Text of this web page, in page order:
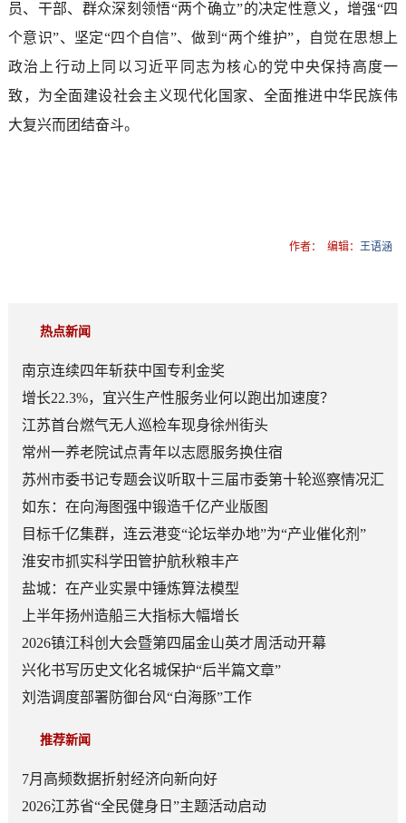
员、干部、群众深刻领悟“两个确立”的决定性意义，增强“四
个意识”、坚定“四个自信”、做到“两个维护”，自觉在思想上
政治上行动上同以习近平同志为核心的党中央保持高度一
致，为全面建设社会主义现代化国家、全面推进中华民族伟
大复兴而团结奋斗。
作者： 编辑： 王语涵
热点新闻
南京连续四年斩获中国专利金奖
增长22.3%，宜兴生产性服务业何以跑出加速度？
江苏首台燃气无人巡检车现身徐州街头
常州一养老院试点青年以志愿服务换住宿
苏州市委书记专题会议听取十三届市委第十轮巡察情况汇
报
如东：在向海图强中锻造千亿产业版图
目标千亿集群，连云港变“论坛举办地”为“产业催化剂”
淮安市抓实科学田管护航秋粮丰产
盐城：在产业实景中锤炼算法模型
上半年扬州造船三大指标大幅增长
2026镇江科创大会暨第四届金山英才周活动开幕
兴化书写历史文化名城保护“后半篇文章”
刘浩调度部署防御台风“白海豚”工作
推荐新闻
7月高频数据折射经济向新向好
2026江苏省“全民健身日”主题活动启动